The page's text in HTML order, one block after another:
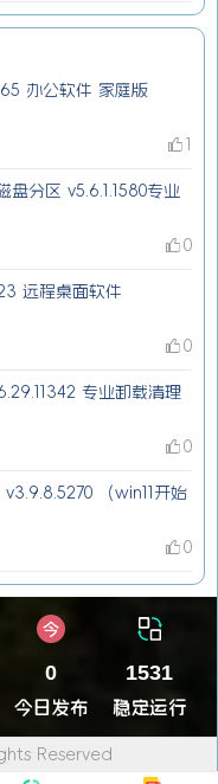
办公软件 家庭版
盘分区 v5.6.1.1580专业
0
远程桌面软件
0
专业卸载清理
0
（win11开始
0
0
今日发布
1531
稳定运行
Reserved
动